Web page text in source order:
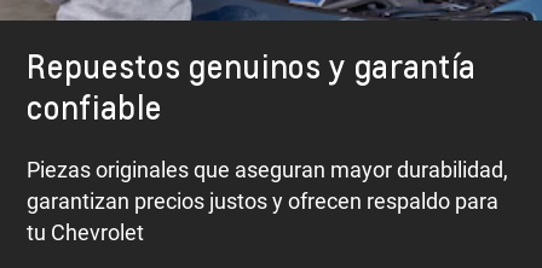
Repuestos genuinos y garantía
confiable
Piezas originales que aseguran mayor durabilidad,
garantizan precios justos y ofrecen respaldo para
tu Chevrolet